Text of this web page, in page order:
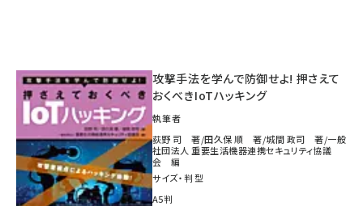
攻撃手法を学んで防御せよ! 押さえて
おくべきIoTハッキング
執筆者
荻野 司 著/田久保 順 著/城間 政司 著/一般
社団法人 重要生活機器連携セキュリティ協議
会 編
サイズ・判型
A5判